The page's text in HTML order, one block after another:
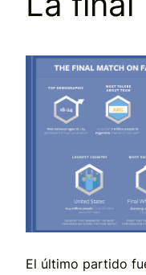
El último partido